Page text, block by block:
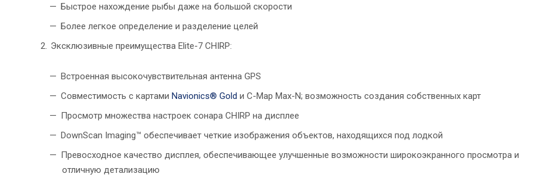
Быстрое нахождение рыбы даже на большой скорости
Более легкое определение и разделение целей
Эксклюзивные преимущества Elite-7 CHIRP:
Встроенная высокочувствительная антенна GPS
Совместимость с картами Navionics® Gold и C-Map Max-N; возможность создания собственных карт
Просмотр множества настроек сонара CHIRP на дисплее
DownScan Imaging™ обеспечивает четкие изображения объектов, находящихся под лодкой
Превосходное качество дисплея, обеспечивающее улучшенные возможности широкоэкранного просмотра и
отличную детализацию